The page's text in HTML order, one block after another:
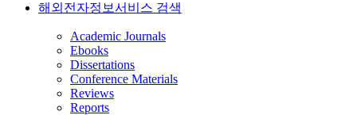
해외전자정보서비스 검색
Academic Journals
Ebooks
Dissertations
Conference Materials
Reviews
Reports